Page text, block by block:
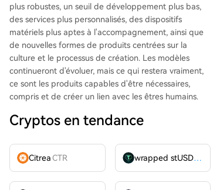
plus robustes, un seuil de développement plus bas,
des services plus personnalisés, des dispositifs
matériels plus aptes à l'accompagnement, ainsi que
de nouvelles formes de produits centrées sur la
culture et le processus de création. Les modèles
continueront d'évoluer, mais ce qui restera vraiment,
ce sont les produits capables d'être nécessaires,
compris et de créer un lien avec les êtres humains.
Cryptos en tendance
CitreaCTR wrapped stUSDT